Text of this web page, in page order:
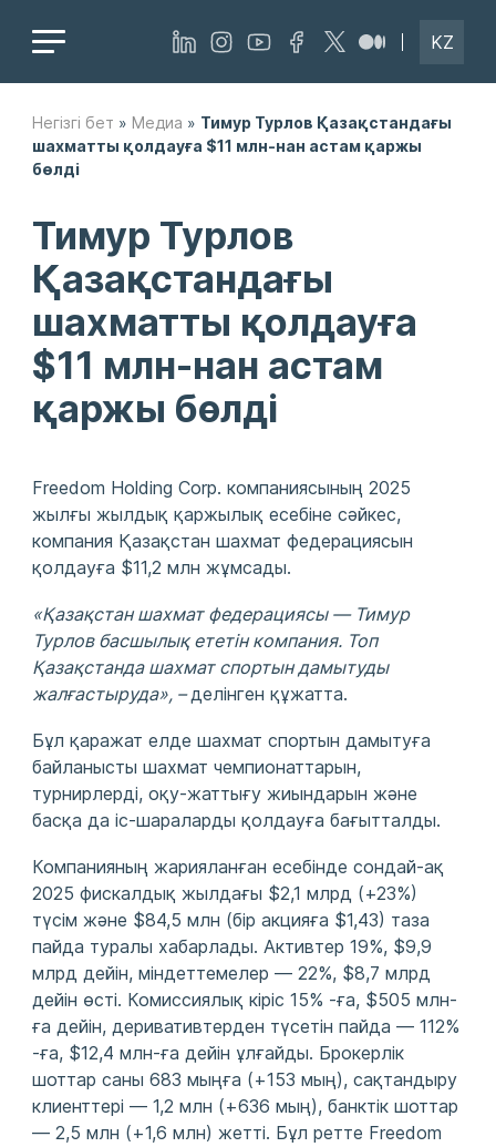
KZ
Негізгі бет » Медиа » Тимур Турлов Қазақстандағы
шахматты қолдауға $11 млн-нан астам қаржы
бөлді
Тимур Турлов
Қазақстандағы
шахматты қолдауға
$11 млн-нан астам
қаржы бөлді
Freedom Holding Corp. компаниясының 2025
жылғы жылдық қаржылық есебіне сәйкес,
компания Қазақстан шахмат федерациясын
қолдауға $11,2 млн жұмсады.
«Қазақстан шахмат федерациясы — Тимур
Турлов басшылық ететін компания. Топ
Қазақстанда шахмат спортын дамытуды
жалғастыруда», –делінген құжатта.
Бұл қаражат елде шахмат спортын дамытуға
байланысты шахмат чемпионаттарын,
турнирлерді, оқу-жаттығу жиындарын және
басқа да іс-шараларды қолдауға бағытталды.
Компанияның жарияланған есебінде сондай-ақ
2025 фискалдық жылдағы $2,1 млрд (+23%)
түсім және $84,5 млн (бір акцияға $1,43) таза
пайда туралы хабарлады. Активтер 19%, $9,9
млрд дейін, міндеттемелер — 22%, $8,7 млрд
дейін өсті. Комиссиялық кіріс 15% -ға, $505 млн-
ға дейін, деривативтерден түсетін пайда — 112%
-ға, $12,4 млн-ға дейін ұлғайды. Брокерлік
шоттар саны 683 мыңға (+153 мың), сақтандыру
клиенттері — 1,2 млн (+636 мың), банктік шоттар
— 2,5 млн (+1,6 млн) жетті. Бұл ретте Freedom